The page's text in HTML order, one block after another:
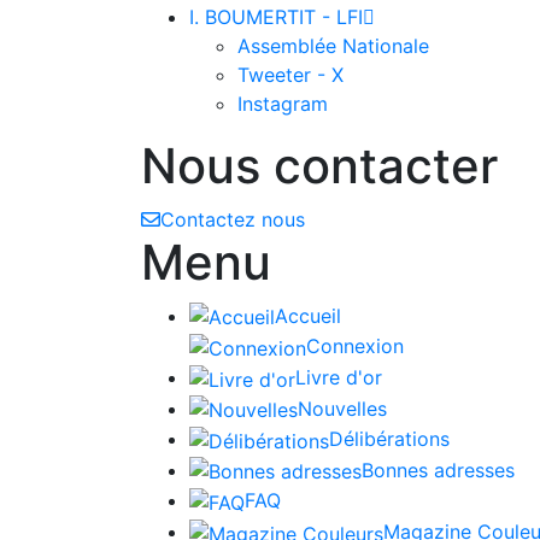
I. BOUMERTIT - LFI
Assemblée Nationale
Tweeter - X
Instagram
Nous contacter
Contactez nous
Menu
Accueil
Connexion
Livre d'or
Nouvelles
Délibérations
Bonnes adresses
FAQ
Magazine